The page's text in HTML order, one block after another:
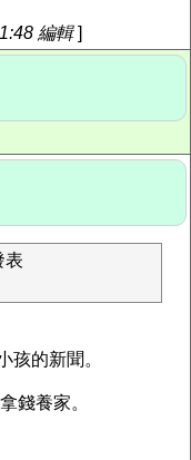
編輯]
表
孩的新聞。
錢養家。